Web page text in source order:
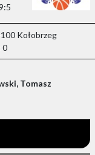
Kołobrzeg
0
Tomasz